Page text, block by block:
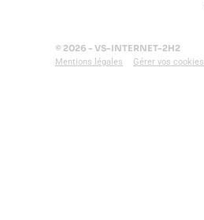
© 2026 - VS-INTERNET-2H2
Mentions légales Gérer vos cookies